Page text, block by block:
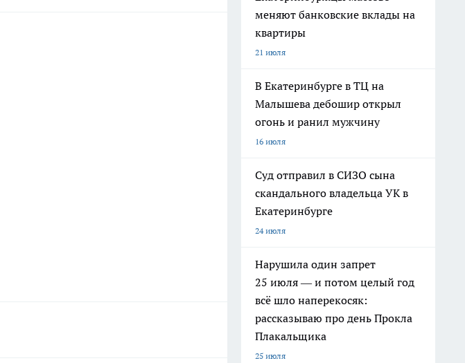
меняют банковские вклады на
квартиры
21 июля
В Екатеринбурге в ТЦ на
Малышева дебошир открыл
огонь и ранил мужчину
16 июля
Суд отправил в СИЗО сына
скандального владельца УК в
Екатеринбурге
24 июля
Нарушила один запрет
25 июля — и потом целый год
всё шло наперекосяк:
рассказываю про день Прокла
Плакальщика
25 июля